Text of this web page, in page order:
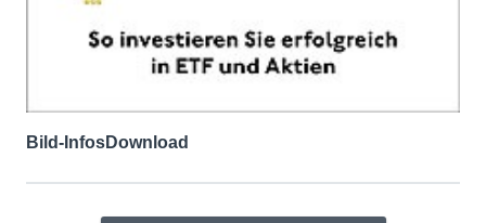
Bild-InfosDownload